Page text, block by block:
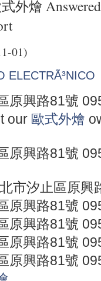
外燴
01)
ELECTRÃ³NICO
原興路81號
our 歐式外燴
原興路81號
市汐止區原
原興路81號
原興路81號
原興路81號
原興路81號